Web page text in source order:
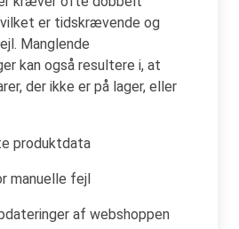
er tidskrævende og
Manglende
kan også resultere i, at
der ikke er på lager, eller
produktdata
manuelle fejl
af webshoppen